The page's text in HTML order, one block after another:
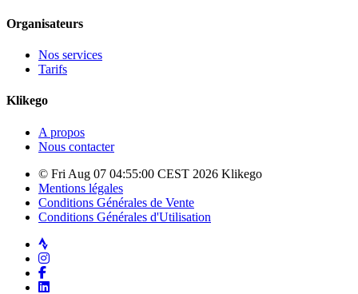
Organisateurs
Nos services
Tarifs
Klikego
A propos
Nous contacter
© Fri Aug 07 04:55:00 CEST 2026 Klikego
Mentions légales
Conditions Générales de Vente
Conditions Générales d'Utilisation
Strava
Instagram
Facebook
LinkedIn